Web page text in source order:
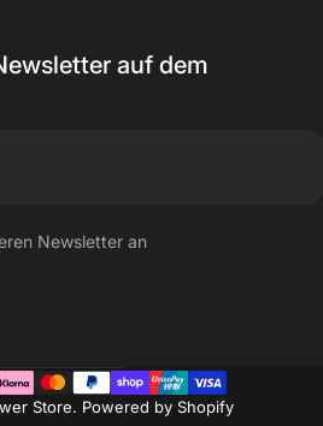
auf dem
Newsletter an
Store. Powered by Shopify
Region